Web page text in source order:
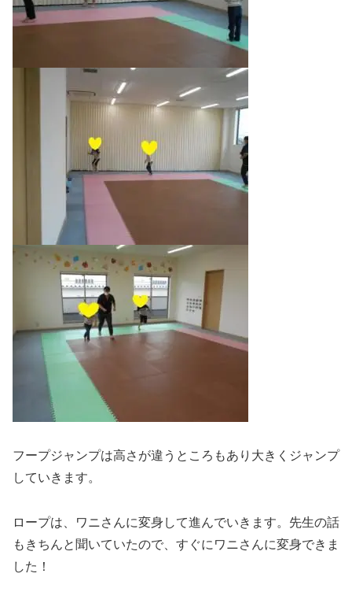
フープジャンプは高さが違うところもあり大きくジャンプ
していきます。
ロープは、ワニさんに変身して進んでいきます。先生の話
もきちんと聞いていたので、すぐにワニさんに変身できま
した！